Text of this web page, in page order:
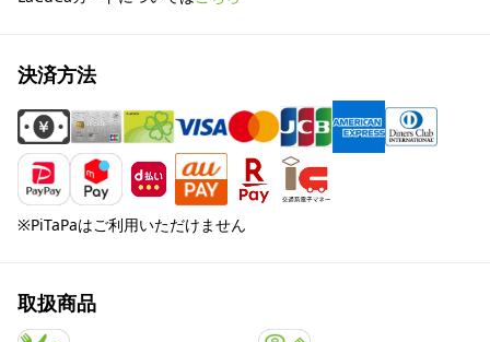
決済方法
※PiTaPaはご利用いただけません
取扱商品